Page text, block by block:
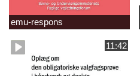
emu-respons
11:42